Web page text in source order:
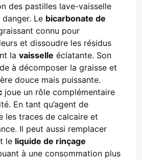
des pastilles lave-vaisselle
Le bicarbonate de
connu pour
et dissoudre les résidus
la vaisselle éclatante. Son
à décomposer la graisse et
douce mais puissante.
joue un rôle complémentaire
En tant qu’agent de
les traces de calcaire et
Il peut aussi remplacer
le liquide de rinçage
à une consommation plus